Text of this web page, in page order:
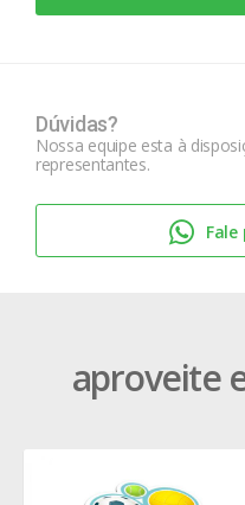
Dúvidas?
Nossa equipe esta à
representantes.
aproveite